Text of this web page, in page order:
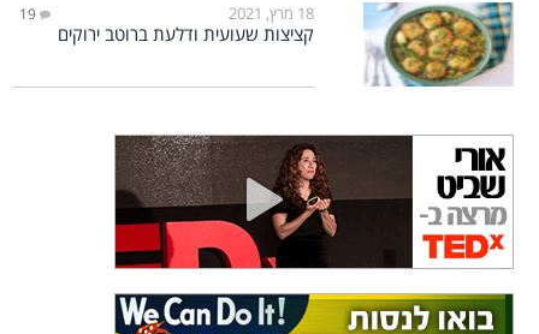
18 מרץ, 2021 19
קציצות שעועית ודלעת ברוטב ירוקים